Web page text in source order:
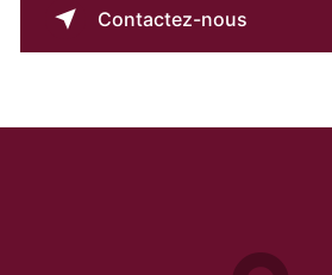
Contactez-nous